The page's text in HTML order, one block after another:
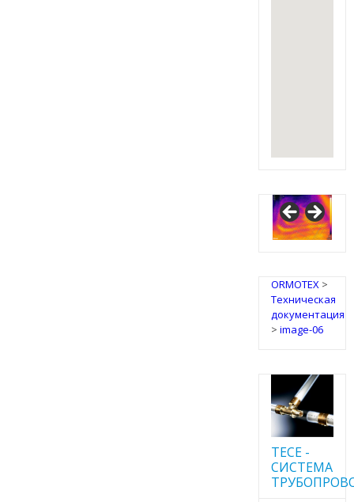
ORMOTEX>
Техническая
документация
> image-06
TECE -
CИСТЕМА